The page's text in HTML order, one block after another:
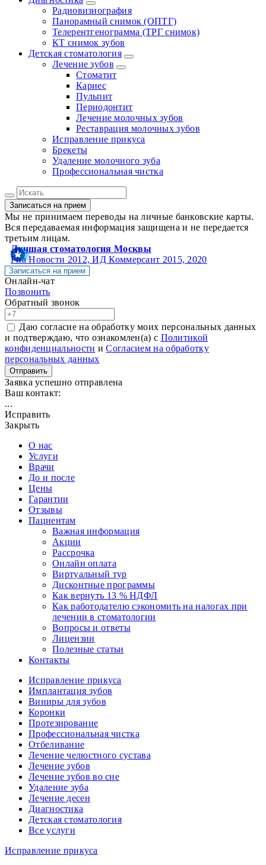
Радиовизиография
Панорамный снимок (ОПТГ)
Телерентгенограмма (ТРГ снимок)
КТ снимок зубов
Детская стоматология
Лечение зубов
Стоматит
Кариес
Пульпит
Периодонтит
Лечение молочных зубов
Реставрация молочных зубов
Исправление прикуса
Брекеты
Удаление молочного зуба
Профессиональная чистка
Записаться на прием
Мы не принимаем переводы на личные банковские карты.
Вся передаваемая информация защищена и не передается
третьим лицам.
Лучшая стоматология Москвы
Риа Новости 2012, ИД Коммерсант 2015, 2020
Записаться на прием
Онлайн-чат
Позвонить
Обратный звонок
Даю согласие на обработку моих персональных данных
и подтверждаю, что ознакомлен(а) с Политикой
конфиденциальности иСогласием на обработку
персональных данных
Отправить
Заявка успешно отправлена
Ваш контакт:
...
Исправить
Закрыть
О нас
Услуги
Врачи
До и после
Цены
Гарантии
Отзывы
Пациентам
Важная информация
Акции
Рассрочка
Онлайн оплата
Виртуальный тур
Дисконтные программы
Как вернуть 13 % НДФЛ
Как работодателю сэкономить на налогах при
лечении в стоматологии
Вопросы и ответы
Лицензии
Полезные статьи
Контакты
Исправление прикуса
Имплантация зубов
Виниры для зубов
Коронки
Протезирование
Профессиональная чистка
Отбеливание
Лечение челюстного сустава
Лечение зубов
Лечение зубов во сне
Удаление зуба
Лечение десен
Диагностика
Детская стоматология
Все услуги
Исправление прикуса